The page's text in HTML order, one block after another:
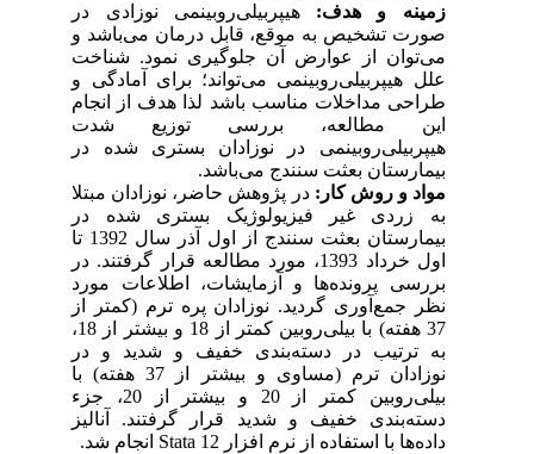
زمینه و هدف:
هیپربیلی‌روبینمی نوزادی در
صورت تشخیص به موقع، قابل درمان می‌باشد و
می‌توان از عوارض آن جلوگیری نمود. شناخت
علل هیپربیلی‌روبینمی می‌تواند؛ برای آمادگی و
طراحی مداخلات مناسب باشد لذا هدف از انجام
این مطالعه، بررسی توزیع شدت
هیپربیلی‌روبینمی
در نوزادان بستری شده در
بیمارستان بعثت سنندج می‌باشد.
مواد و روش کار: در پژوهش حاضر،نوزادان مبتلا
به زردی غیر فیزیولوژیک بستری شده در
بیمارستان بعثت سنندج از اول آذر سال 1392 تا
اول خرداد 1393، مورد مطالعه قرار گرفتند. در
بررسی پرونده‌ها و آزمایشات، اطلاعات مورد
نظر جمع‌آوری گردید. نوزادان پره ترم (کمتر از
37 هفته) با بیلی‌روبین کمتر از 18 و بیشتر از 18،
به ترتیب در دسته‌بندی خفیف و شدید و در
نوزادان ترم (مساوی و بیشتر از 37 هفته) با
بیلی‌روبین کمتر از 20 و بیشتر از 20، جزء
دسته‌بندی خفیف و شدید قرار گرفتند. آنالیز
داده‌ها با استفاده از نرم افزار Stata 12 انجام شد.